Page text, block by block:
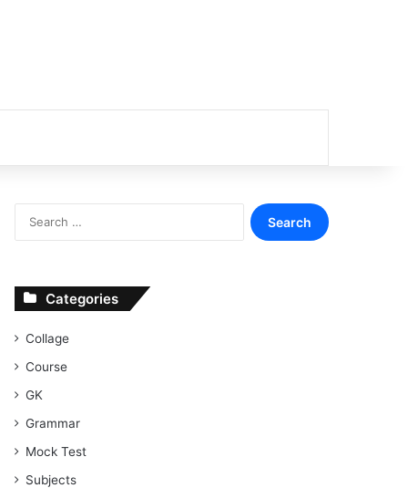
Search
for:
Categories
Collage
Course
GK
Grammar
Mock Test
Subjects